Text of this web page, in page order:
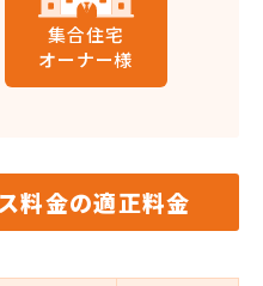
集合住宅
オーナー様
料金の適正料金